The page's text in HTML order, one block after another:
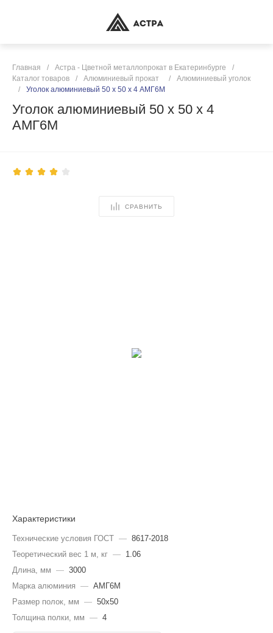
Главная / Астра - Цветной металлопрокат в Екатеринбурге
/
Каталог товаров
/ Алюминиевый прокат /
Алюминиевый уголок
/
Уголок алюминиевый 50 х 50 х 4 АМГ6М
Уголок алюминиевый 50 х 50 х 4
АМГ6М
СРАВНИТЬ
Характеристики
Технические условия ГОСТ — 8617-2018
Теоретический вес 1 м, кг — 1.06
Длина, мм — 3000
Марка алюминия — АМГ6М
Размер полок, мм — 50х50
Толщина полки, мм — 4